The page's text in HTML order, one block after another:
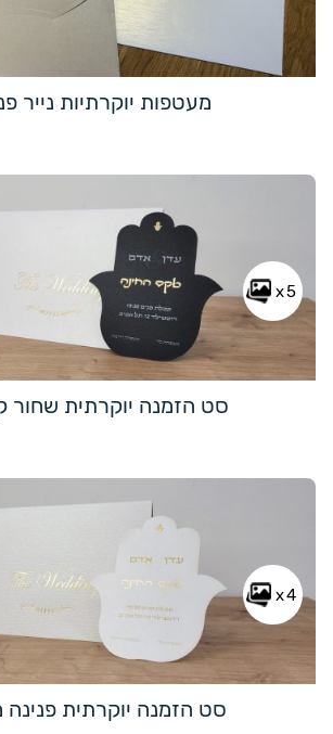
מעטפות יוקרתיות נייר
x5
סט הזמנה יוקרתית שחור
x4
סט הזמנה יוקרתית פנינה